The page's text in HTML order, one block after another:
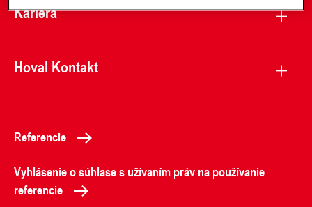
Kariéra
Hoval Kontakt
Referencie
Vyhlásenie o súhlase s užívaním práv na používanie
referencie